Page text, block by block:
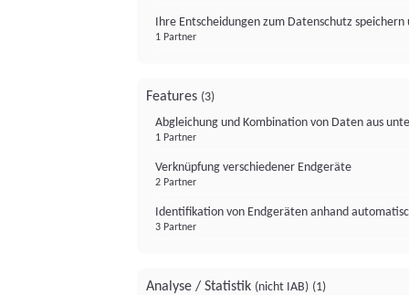
Ihre Entscheidungen zum Datenschutz
1 Partner
Features (3)
Abgleichung und Kombination von Daten aus
1 Partner
Verknüpfung verschiedener Endgeräte
2 Partner
Identifikation von Endgeräten anhand
3 Partner
Analyse / Statistik (nicht IAB) (1)